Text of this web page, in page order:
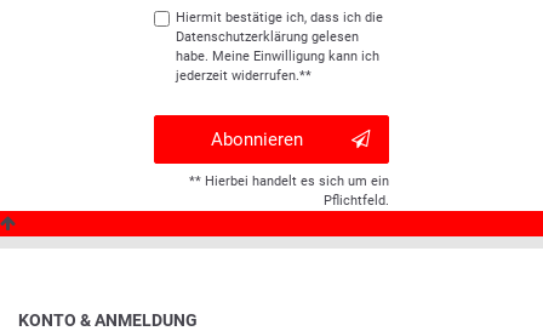
Hiermit bestätige ich, dass ich die
Daten­schutz­erklärunggelesen
habe. Meine Einwilligung kann ich
jederzeit widerrufen.**
Abonnieren
** Hierbei handelt es sich um ein
Pflichtfeld.
KONTO & ANMELDUNG